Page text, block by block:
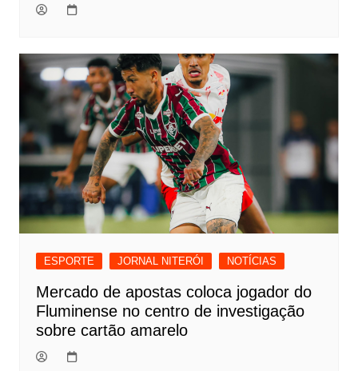
ESPORTE JORNAL NITERÓI NOTÍCIAS
Mercado de apostas coloca jogador do
Fluminense no centro de investigação
sobre cartão amarelo